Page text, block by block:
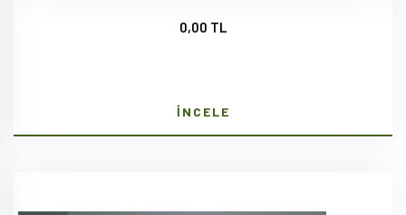
0,00 TL
İNCELE